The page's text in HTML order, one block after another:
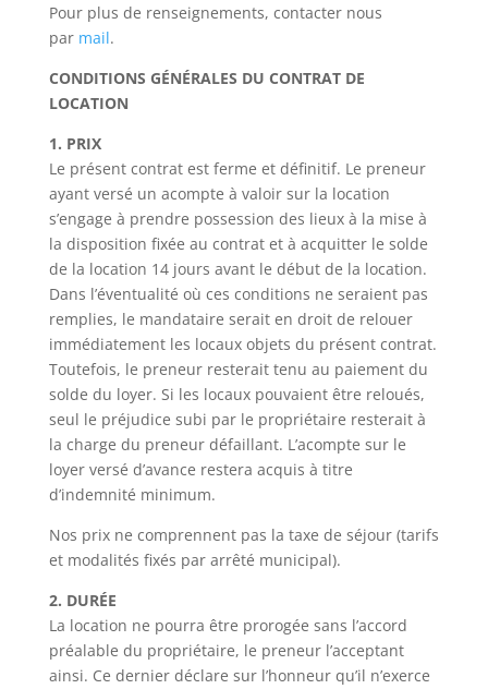
Pour plus de renseignements, contacter nous
par mail.
CONDITIONS GÉNÉRALES DU CONTRAT DE
LOCATION
1. PRIX
Le présent contrat est ferme et définitif. Le preneur
ayant versé un acompte à valoir sur la location
s’engage à prendre possession des lieux à la mise à
la disposition fixée au contrat et à acquitter le solde
de la location 14 jours avant le début de la location.
Dans l’éventualité où ces conditions ne seraient pas
remplies, le mandataire serait en droit de relouer
immédiatement les locaux objets du présent contrat.
Toutefois, le preneur resterait tenu au paiement du
solde du loyer. Si les locaux pouvaient être reloués,
seul le préjudice subi par le propriétaire resterait à
la charge du preneur défaillant. L’acompte sur le
loyer versé d’avance restera acquis à titre
d’indemnité minimum.
Nos prix ne comprennent pas la taxe de séjour (tarifs
et modalités fixés par arrêté municipal).
2. DURÉE
La location ne pourra être prorogée sans l’accord
préalable du propriétaire, le preneur l’acceptant
ainsi. Ce dernier déclare sur l’honneur qu’il n’exerce